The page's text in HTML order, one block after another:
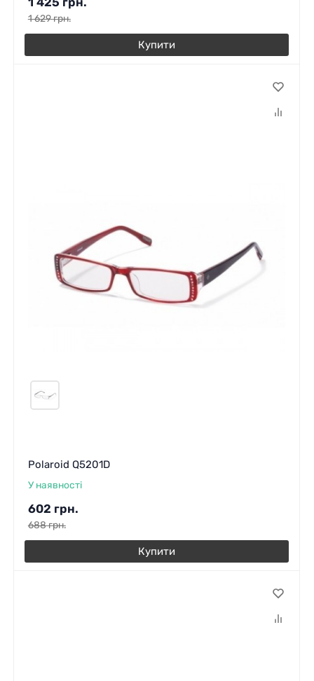
1 629грн.
Купити
Polaroid Q5201D
У наявності
602 грн.
688грн.
Купити